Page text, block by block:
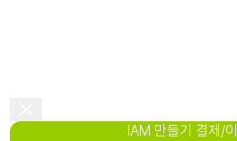
IAM 만들기 결제/